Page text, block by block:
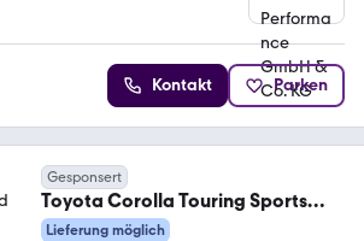
Kontakt Parken
Gesponsert
Toyota Corolla Touring Sports
Hybrid Team D AHK Technik
Lieferung möglich